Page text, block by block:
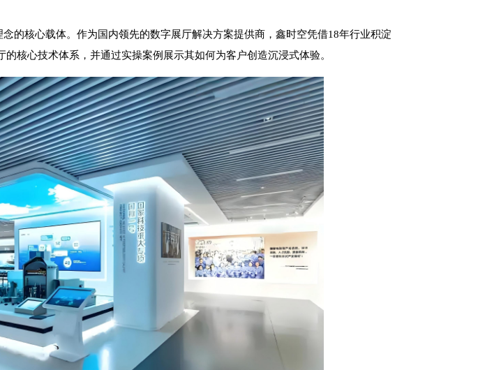
的核心载体。作为国内领先的数字展厅解决方案提供商，鑫时空凭借18年行业积淀
核心技术体系，并通过实操案例展示其如何为客户创造沉浸式体验。